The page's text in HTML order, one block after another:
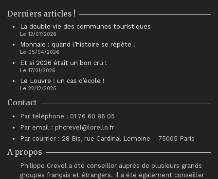
Derniers articles !
La double vie des communes touristiques
Le 12/07/2026
Monnaie : quand l’histoire se répète !
Le 05/04/2026
Et si 2026 était un bon cru !
Le 17/01/2026
Le Louvre : un cas d’école !
Le 22/12/2025
Contact
Par téléphone : 01 76 60 86 05
Par email : phcrevel@lorello.fr
Par courrier : 28 Bis, rue Cardinal Lemoine – 75005 Paris
A propos
Philippe Crevel a été conseiller auprès de plusieurs grands
groupes français et étrangers. Il a été également conseiller